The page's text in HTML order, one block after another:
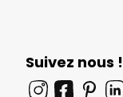
Suivez nous !